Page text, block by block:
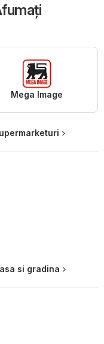
Mega Image
si gradina